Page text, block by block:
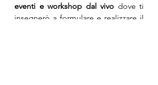
eventi e workshop dal vivo dove ti
insegnerò a formulare e realizzare il